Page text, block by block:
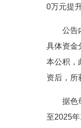
0万元提
公告
具体资金
本公积，
资后，所
据色
至2025